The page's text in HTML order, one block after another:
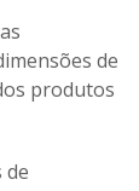
de
produtos
de